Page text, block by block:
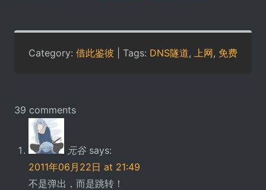
Category: 借此鉴彼 | Tags: DNS隧道, 上网, 免费
39 comments
元谷 says:
2011年06月22日 at 21:49
不是弹出，而是跳转！